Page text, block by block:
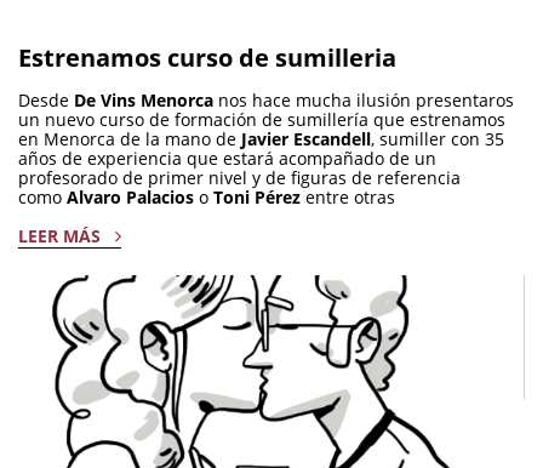
Estrenamos curso de sumilleria
Desde De Vins Menorca nos hace mucha ilusión presentaros
un nuevo curso de formación de sumillería que estrenamos
en Menorca de la mano de Javier Escandell, sumiller con 35
años de experiencia que estará acompañado de un
profesorado de primer nivel y de figuras de referencia
como Alvaro Palacios o Toni Pérez entre otras
LEER MÁS